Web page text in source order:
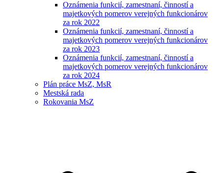
Oznámenia funkcií, zamestnaní, činností a
majetkových pomerov verejných funkcionárov
za rok 2022
Oznámenia funkcií, zamestnaní, činností a
majetkových pomerov verejných funkcionárov
za rok 2023
Oznámenia funkcií, zamestnaní, činností a
majetkových pomerov verejných funkcionárov
za rok 2024
Plán práce MsZ, MsR
Mestská rada
Rokovania MsZ